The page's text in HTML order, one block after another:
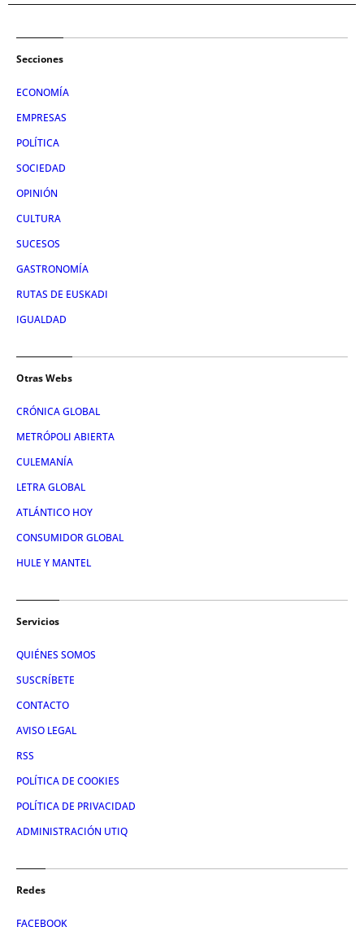
Secciones
ECONOMÍA
EMPRESAS
POLÍTICA
SOCIEDAD
OPINIÓN
CULTURA
SUCESOS
GASTRONOMÍA
RUTAS DE EUSKADI
IGUALDAD
Otras Webs
CRÓNICA GLOBAL
METRÓPOLI ABIERTA
CULEMANÍA
LETRA GLOBAL
ATLÁNTICO HOY
CONSUMIDOR GLOBAL
HULE Y MANTEL
Servicios
QUIÉNES SOMOS
SUSCRÍBETE
CONTACTO
AVISO LEGAL
RSS
POLÍTICA DE COOKIES
POLÍTICA DE PRIVACIDAD
ADMINISTRACIÓN UTIQ
Redes
FACEBOOK